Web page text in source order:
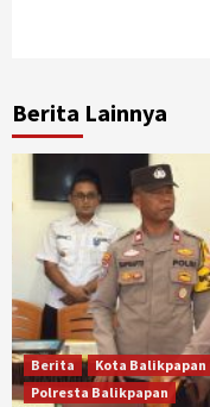
Berita Lainnya
Berita
Kota Balikpapan
Polresta Balikpapan